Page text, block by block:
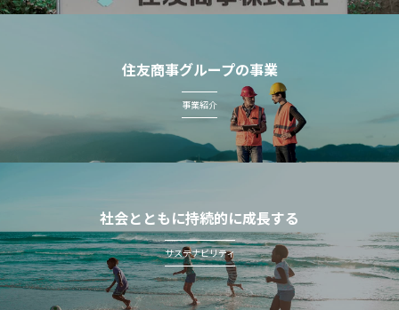
住友商事グループの事業
事業紹介
社会とともに持続的に成長する
サステナビリティ